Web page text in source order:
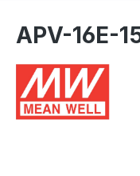
APV-16E-